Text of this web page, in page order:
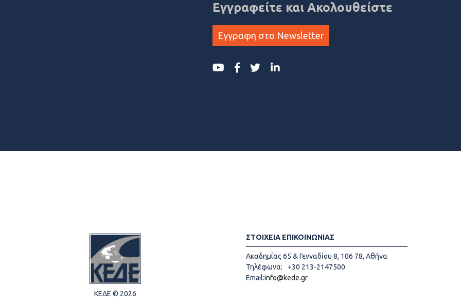
Εγγραφείτε και Ακολουθείστε
Εγγραφη στο Newsletter
ΚΕΔΕ © 2026
ΣΤΟΙΧΕΙΑ ΕΠΙΚΟΙΝΩΝΙΑΣ
Ακαδημίας 65 & Γενναδίου 8, 106 78, Αθήνα
Τηλέφωνα:
+30 213-2147500
Email:info@kede.gr